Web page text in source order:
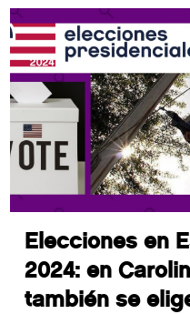
Elecciones en
2024: en
también se